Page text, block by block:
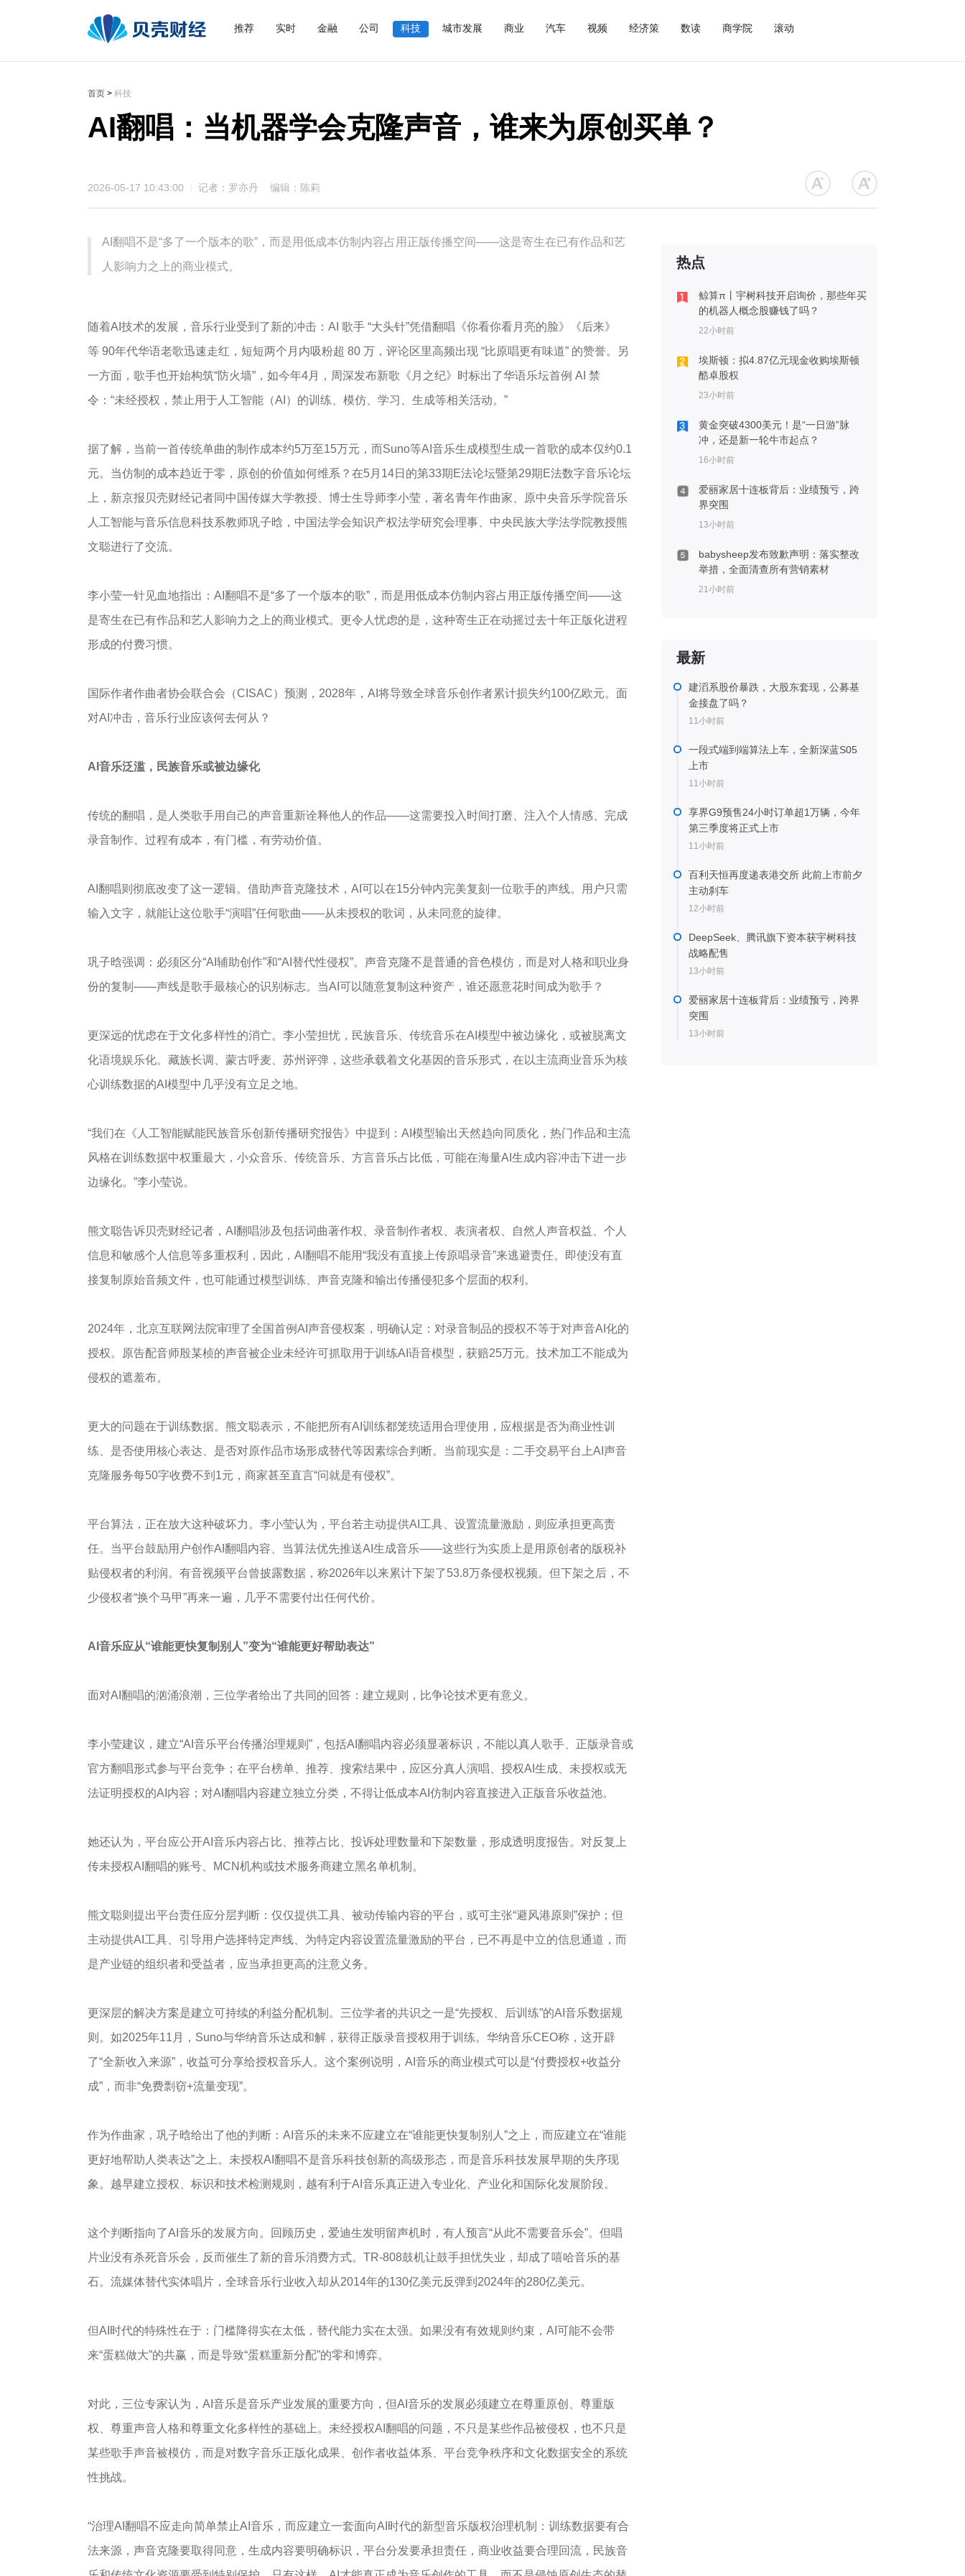
推荐 实时 金融 公司 科技 城市发展 商业 汽车 视频 经济策 数读 商学院 滚动
首页 > 科技
AI翻唱：当机器学会克隆声音，谁来为原创买单？
2026-05-17 10:43:00 记者：罗亦丹 编辑：陈莉
AI翻唱不是“多了一个版本的歌”，而是用低成本仿制内容占用正版传播空间——这是寄生在已有作品和艺
人影响力之上的商业模式。
随着AI技术的发展，音乐行业受到了新的冲击：AI 歌手 “大头针”凭借翻唱《你看你看月亮的脸》《后来》
等 90年代华语老歌迅速走红，短短两个月内吸粉超 80 万，评论区里高频出现 “比原唱更有味道” 的赞誉。另
一方面，歌手也开始构筑“防火墙”，如今年4月，周深发布新歌《月之纪》时标出了华语乐坛首例 AI 禁
令：“未经授权，禁止用于人工智能（AI）的训练、模仿、学习、生成等相关活动。”
据了解，当前一首传统单曲的制作成本约5万至15万元，而Suno等AI音乐生成模型生成一首歌的成本仅约0.1
元。当仿制的成本趋近于零，原创的价值如何维系？在5月14日的第33期E法论坛暨第29期E法数字音乐论坛
上，新京报贝壳财经记者同中国传媒大学教授、博士生导师李小莹，著名青年作曲家、原中央音乐学院音乐
人工智能与音乐信息科技系教师巩子晗，中国法学会知识产权法学研究会理事、中央民族大学法学院教授熊
文聪进行了交流。
李小莹一针见血地指出：AI翻唱不是“多了一个版本的歌”，而是用低成本仿制内容占用正版传播空间——这
是寄生在已有作品和艺人影响力之上的商业模式。更令人忧虑的是，这种寄生正在动摇过去十年正版化进程
形成的付费习惯。
国际作者作曲者协会联合会（CISAC）预测，2028年，AI将导致全球音乐创作者累计损失约100亿欧元。面
对AI冲击，音乐行业应该何去何从？
AI音乐泛滥，民族音乐或被边缘化
传统的翻唱，是人类歌手用自己的声音重新诠释他人的作品——这需要投入时间打磨、注入个人情感、完成
录音制作。过程有成本，有门槛，有劳动价值。
AI翻唱则彻底改变了这一逻辑。借助声音克隆技术，AI可以在15分钟内完美复刻一位歌手的声线。用户只需
输入文字，就能让这位歌手“演唱”任何歌曲——从未授权的歌词，从未同意的旋律。
巩子晗强调：必须区分“AI辅助创作”和“AI替代性侵权”。声音克隆不是普通的音色模仿，而是对人格和职业身
份的复制——声线是歌手最核心的识别标志。当AI可以随意复制这种资产，谁还愿意花时间成为歌手？
更深远的忧虑在于文化多样性的消亡。李小莹担忧，民族音乐、传统音乐在AI模型中被边缘化，或被脱离文
化语境娱乐化。藏族长调、蒙古呼麦、苏州评弹，这些承载着文化基因的音乐形式，在以主流商业音乐为核
心训练数据的AI模型中几乎没有立足之地。
“我们在《人工智能赋能民族音乐创新传播研究报告》中提到：AI模型输出天然趋向同质化，热门作品和主流
风格在训练数据中权重最大，小众音乐、传统音乐、方言音乐占比低，可能在海量AI生成内容冲击下进一步
边缘化。”李小莹说。
熊文聪告诉贝壳财经记者，AI翻唱涉及包括词曲著作权、录音制作者权、表演者权、自然人声音权益、个人
信息和敏感个人信息等多重权利，因此，AI翻唱不能用“我没有直接上传原唱录音”来逃避责任。即使没有直
接复制原始音频文件，也可能通过模型训练、声音克隆和输出传播侵犯多个层面的权利。
2024年，北京互联网法院审理了全国首例AI声音侵权案，明确认定：对录音制品的授权不等于对声音AI化的
授权。原告配音师殷某桢的声音被企业未经许可抓取用于训练AI语音模型，获赔25万元。技术加工不能成为
侵权的遮羞布。
更大的问题在于训练数据。熊文聪表示，不能把所有AI训练都笼统适用合理使用，应根据是否为商业性训
练、是否使用核心表达、是否对原作品市场形成替代等因素综合判断。当前现实是：二手交易平台上AI声音
克隆服务每50字收费不到1元，商家甚至直言“问就是有侵权”。
平台算法，正在放大这种破坏力。李小莹认为，平台若主动提供AI工具、设置流量激励，则应承担更高责
任。当平台鼓励用户创作AI翻唱内容、当算法优先推送AI生成音乐——这些行为实质上是用原创者的版税补
贴侵权者的利润。有音视频平台曾披露数据，称2026年以来累计下架了53.8万条侵权视频。但下架之后，不
少侵权者“换个马甲”再来一遍，几乎不需要付出任何代价。
AI音乐应从“谁能更快复制别人”变为“谁能更好帮助表达”
面对AI翻唱的汹涌浪潮，三位学者给出了共同的回答：建立规则，比争论技术更有意义。
李小莹建议，建立“AI音乐平台传播治理规则”，包括AI翻唱内容必须显著标识，不能以真人歌手、正版录音或
官方翻唱形式参与平台竞争；在平台榜单、推荐、搜索结果中，应区分真人演唱、授权AI生成、未授权或无
法证明授权的AI内容；对AI翻唱内容建立独立分类，不得让低成本AI仿制内容直接进入正版音乐收益池。
她还认为，平台应公开AI音乐内容占比、推荐占比、投诉处理数量和下架数量，形成透明度报告。对反复上
传未授权AI翻唱的账号、MCN机构或技术服务商建立黑名单机制。
熊文聪则提出平台责任应分层判断：仅仅提供工具、被动传输内容的平台，或可主张“避风港原则”保护；但
主动提供AI工具、引导用户选择特定声线、为特定内容设置流量激励的平台，已不再是中立的信息通道，而
是产业链的组织者和受益者，应当承担更高的注意义务。
更深层的解决方案是建立可持续的利益分配机制。三位学者的共识之一是“先授权、后训练”的AI音乐数据规
则。如2025年11月，Suno与华纳音乐达成和解，获得正版录音授权用于训练。华纳音乐CEO称，这开辟
了“全新收入来源”，收益可分享给授权音乐人。这个案例说明，AI音乐的商业模式可以是“付费授权+收益分
成”，而非“免费剽窃+流量变现”。
作为作曲家，巩子晗给出了他的判断：AI音乐的未来不应建立在“谁能更快复制别人”之上，而应建立在“谁能
更好地帮助人类表达”之上。未授权AI翻唱不是音乐科技创新的高级形态，而是音乐科技发展早期的失序现
象。越早建立授权、标识和技术检测规则，越有利于AI音乐真正进入专业化、产业化和国际化发展阶段。
这个判断指向了AI音乐的发展方向。回顾历史，爱迪生发明留声机时，有人预言“从此不需要音乐会”。但唱
片业没有杀死音乐会，反而催生了新的音乐消费方式。TR-808鼓机让鼓手担忧失业，却成了嘻哈音乐的基
石。流媒体替代实体唱片，全球音乐行业收入却从2014年的130亿美元反弹到2024年的280亿美元。
但AI时代的特殊性在于：门槛降得实在太低，替代能力实在太强。如果没有有效规则约束，AI可能不会带
来“蛋糕做大”的共赢，而是导致“蛋糕重新分配”的零和博弈。
对此，三位专家认为，AI音乐是音乐产业发展的重要方向，但AI音乐的发展必须建立在尊重原创、尊重版
权、尊重声音人格和尊重文化多样性的基础上。未经授权AI翻唱的问题，不只是某些作品被侵权，也不只是
某些歌手声音被模仿，而是对数字音乐正版化成果、创作者收益体系、平台竞争秩序和文化数据安全的系统
性挑战。
“治理AI翻唱不应走向简单禁止AI音乐，而应建立一套面向AI时代的新型音乐版权治理机制：训练数据要有合
法来源，声音克隆要取得同意，生成内容要明确标识，平台分发要承担责任，商业收益要合理回流，民族音
热点
鲸算π丨宇树科技开启询价，那些年买
的机器人概念股赚钱了吗？
22小时前
埃斯顿：拟4.87亿元现金收购埃斯顿
酷卓股权
23小时前
黄金突破4300美元！是“一日游”脉
冲，还是新一轮牛市起点？
16小时前
爱丽家居十连板背后：业绩预亏，跨
界突围
13小时前
babysheep发布致歉声明：落实整改
举措，全面清查所有营销素材
21小时前
最新
建滔系股价暴跌，大股东套现，公募基
金接盘了吗？
11小时前
一段式端到端算法上车，全新深蓝S05
上市
11小时前
享界G9预售24小时订单超1万辆，今年
第三季度将正式上市
11小时前
百利天恒再度递表港交所 此前上市前夕
主动刹车
12小时前
DeepSeek、腾讯旗下资本获宇树科技
战略配售
13小时前
爱丽家居十连板背后：业绩预亏，跨界
突围
13小时前